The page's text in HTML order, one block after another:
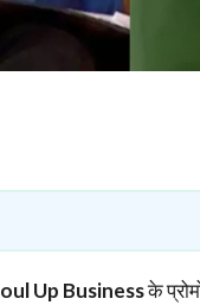
Up Businessके